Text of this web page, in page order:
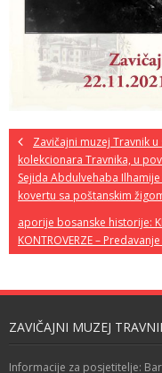
Zavičajni muzej Travnik
kolekcionara Travnika, u
Sejida Abdulvehaba
kovertu sa poštanskim
aporije bosanske historije:
KONTROVERZE –
ZAVIČAJNI MUZEJ
Informacije za posjetitelje: